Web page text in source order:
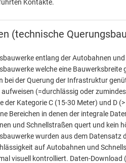
Kontakte.
(technische
entlang der Autobahnen
welche eine Bauwerksbreite
bei der Querung der Infrastruktur
(=durchlässig oder
der Kategorie C (15-30 Meter) und D
Bereichen in denen der integrale
und Schnellstraßen quert und kein
wurden aus dem Datensatz
auf Autobahnen und
visuell kontrolliert. Daten-Download